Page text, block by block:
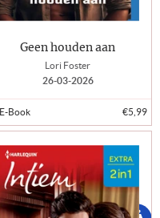
Geen houden aan
Lori Foster
26-03-2026
E-Book €5,99